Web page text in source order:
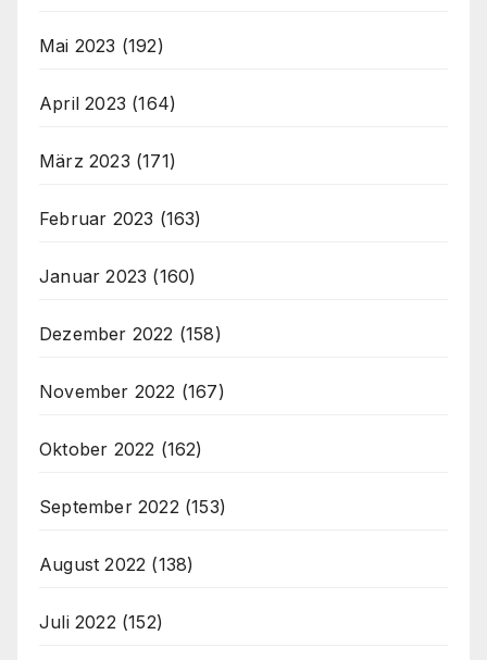
Mai 2023 (192)
April 2023 (164)
März 2023 (171)
Februar 2023 (163)
Januar 2023 (160)
Dezember 2022 (158)
November 2022 (167)
Oktober 2022 (162)
September 2022 (153)
August 2022 (138)
Juli 2022 (152)